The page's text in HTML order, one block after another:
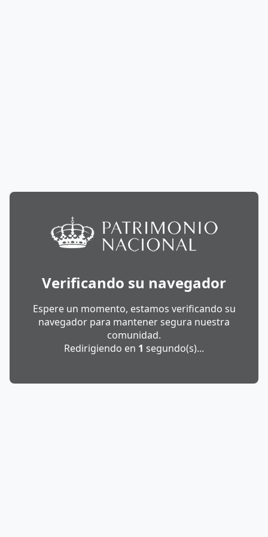
Verificando su navegador
Espere un momento, estamos verificando su
navegador para mantener segura nuestra
comunidad.
Redirigiendo en 1 segundo(s)...